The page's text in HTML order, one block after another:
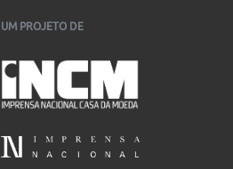
UM PROJETO DE